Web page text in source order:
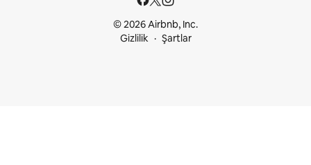
© 2026 Airbnb, Inc.
Gizlilik
Şartlar